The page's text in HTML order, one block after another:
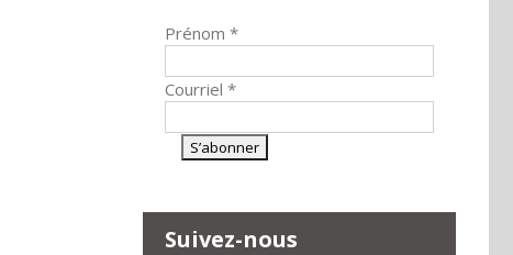
Prénom *
Courriel *
Suivez-nous